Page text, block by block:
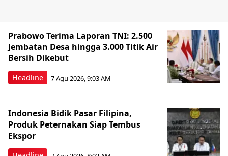
Headline
Prabowo Terima Laporan TNI: 2.500
Jembatan Desa hingga 3.000 Titik Air
Bersih Dikebut
7 Agu 2026, 9:03 AM
Indonesia Bidik Pasar Filipina,
Produk Peternakan Siap Tembus
Ekspor